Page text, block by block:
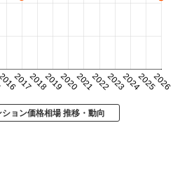
2017201820192020202120222023202420252026
ョン価格相場 推移・動向